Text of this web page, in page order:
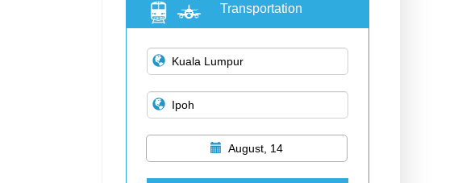
Transportation
August, 14